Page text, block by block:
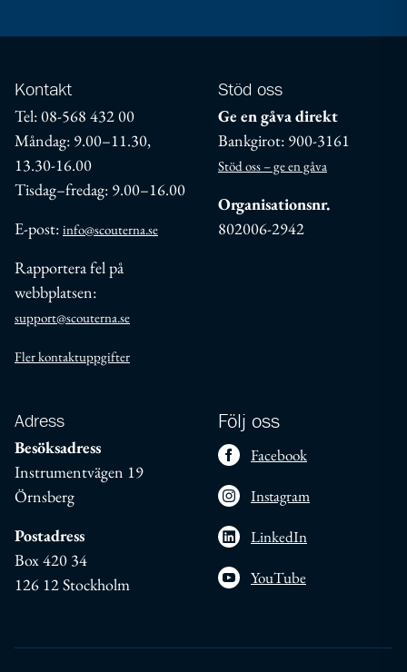
Kontakt
Tel: 08-568 432 00
Måndag: 9.00–11.30,
13.30-16.00
Tisdag–fredag: 9.00–16.00
E-post: info@scouterna.se
Rapportera fel på
webbplatsen:
support@scouterna.se
Fler kontaktuppgifter
Stöd oss
Ge en gåva direkt
Bankgirot: 900-3161
Stöd oss – ge en gåva
Organisationsnr.
802006-2942
Adress
Besöksadress
Instrumentvägen 19
Örnsberg
Postadress
Box 420 34
126 12 Stockholm
Följ oss
Facebook
Instagram
LinkedIn
YouTube